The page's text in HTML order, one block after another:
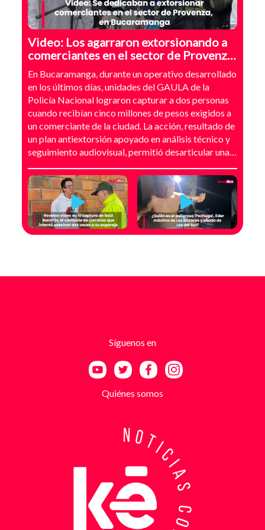
Video: Los agarraron extorsionando a
comerciantes en el sector de Provenza,
Bucaramanga
En Bucaramanga, durante un operativo desarrollado
en los últimos días, unidades del GAULA de la
Policía Nacional lograron capturar a dos personas
cuando recibían cinco millones de pesos exigidos a
un comerciante de la ciudad. La acción, resultado de
un plan antiextorsión apoyado en análisis técnico y
seguimiento audiovisual, permitió desarticular una
digitales, suplantación de grupos armados y presión
directa sobre establecimientos comerciales. La
investigación no comenzó con la captura, sino con el
temor de un comerciante que empezó a recibir
mensajes y llamadas en las que le exigían dinero a
a las amenazas. Las exigencias económicas variaban
entre uno y cinco millones de pesos, dependiendo de
la supuesta “capacidad de pago” de cada víctima. A
antiextorsión que se extendió por varios sectores
investigadores revisaron más de 200 cámaras de
seguridad públicas y privadas, además de analizar
cerca de 300 horas de grabaciones, con el objetivo
de reconstruir los movimientos de los sospechosos
y establecer patrones de comportamiento. Ese
seguimiento permitió identificar no solo el punto y
la modalidad de entrega del dinero, sino también la
posible existencia de otras víctimas que habrían
Síguenos en
Quiénes somos